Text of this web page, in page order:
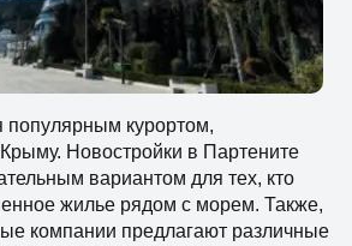
популярным курортом,
Новостройки в Партените
вариантом для тех, кто
жилье рядом с морем. Также,
компании предлагают различные